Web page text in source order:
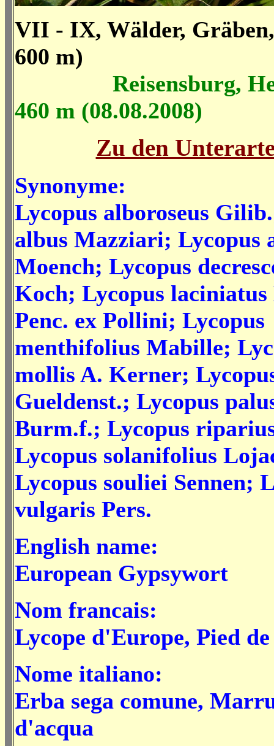
VII - IX, Wälder,
600 m)
Reisensburg,
460 m (08.08.2008)
Zu den
Synonyme:
Lycopus alboroseus
albus Mazziari; Lycopus
Moench; Lycopus
Koch; Lycopus
Penc. ex Pollini; Lycopus
menthifolius Mabille;
mollis A. Kerner;
Gueldenst.; Lycopus
Burm.f.; Lycopus
Lycopus solanifolius
Lycopus souliei Sennen;
vulgaris Pers.
English name:
European Gypsywort
Nom francais:
Lycope d'Europe, Pied
Nome italiano:
Erba sega comune,
d'acqua